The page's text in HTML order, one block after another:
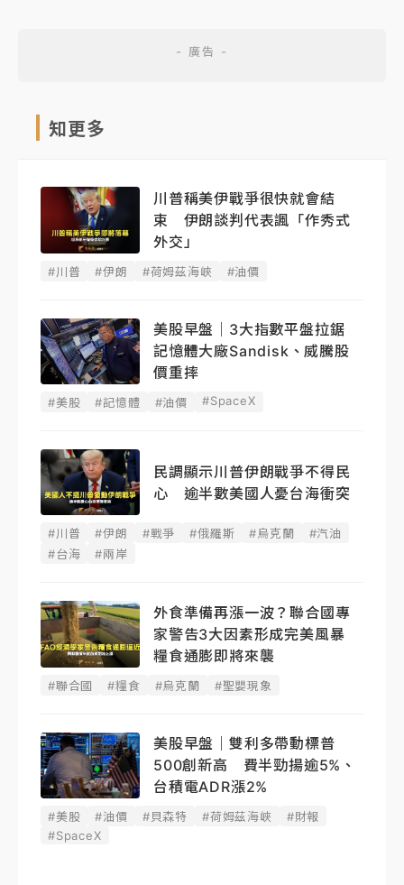
知更多
川普稱美伊戰爭很快就會結
束 伊朗談判代表諷「作秀式
外交」
#川普 #伊朗 #荷姆茲海峽 #油價
美股早盤｜3大指數平盤拉鋸
記憶體大廠Sandisk、威騰股
價重摔
#美股 #記憶體 #油價 #SpaceX
民調顯示川普伊朗戰爭不得民
心 逾半數美國人憂台海衝突
#川普 #伊朗 #戰爭 #俄羅斯 #烏克蘭
#汽油
#台海
#兩岸
外食準備再漲一波？聯合國專
家警告3大因素形成完美風暴
糧食通膨即將來襲
#聯合國 #糧食 #烏克蘭 #聖嬰現象
美股早盤｜雙利多帶動標普
500創新高 費半勁揚逾5%、
台積電ADR漲2%
#美股 #油價 #貝森特 #荷姆茲海峽
#財報
#SpaceX